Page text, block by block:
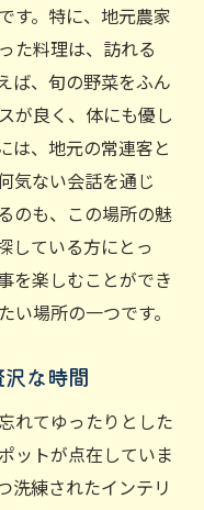
ひととき
風
ち着きの空間
すすめのランチ
市駅周辺を探索
ンチ
拓する楽しみ
市の味
を探す
チツアー
ンチの楽しみ方
ごし方
す。特に、地元農家
た料理は、訪れる
ば、旬の野菜をふん
が良く、体にも優し
は、地元の常連客と
気ない会話を通じ
のも、この場所の魅
している方にとっ
を楽しむことができ
場所の一つです。
な時間
れてゆったりとした
ットが点在していま
洗練されたインテリ